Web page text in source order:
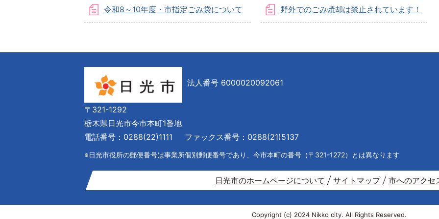
令和8～10年度・市指定ごみ袋について 野外でのごみ焼却は禁止されています！
法人番号 6000020092061
〒321-1292
栃木県日光市今市本町1番地
電話番号：0288(22)1111
ファックス番号：0288(21)5137
※日光市役所の郵便番号は事業所個別郵便番号であり、今市本町の番号（〒321-1272）とは異なります
日光市のホームページについて サイトマップ 市へのアクセ
Copyright (c) 2024 Nikko city. All Rights Reserved.